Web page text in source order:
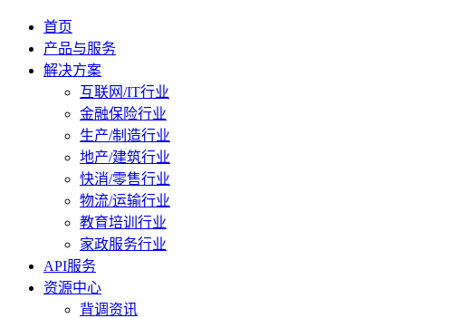
首页
产品与服务
解决方案
互联网/IT行业
金融保险行业
生产/制造行业
地产/建筑行业
快消/零售行业
物流/运输行业
教育培训行业
家政服务行业
API服务
资源中心
背调资讯